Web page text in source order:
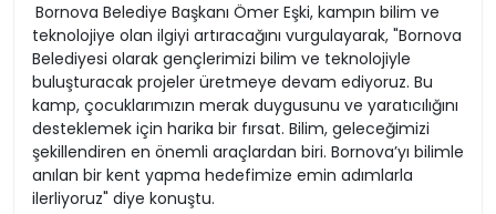
Bornova Belediye Başkanı Ömer Eşki, kampın bilim ve
teknolojiye olan ilgiyi artıracağını vurgulayarak, "Bornova
Belediyesi olarak gençlerimizi bilim ve teknolojiyle
buluşturacak projeler üretmeye devam ediyoruz. Bu
kamp, çocuklarımızın merak duygusunu ve yaratıcılığını
desteklemek için harika bir fırsat. Bilim, geleceğimizi
şekillendiren en önemli araçlardan biri. Bornova’yı bilimle
anılan bir kent yapma hedefimize emin adımlarla
ilerliyoruz" diye konuştu.